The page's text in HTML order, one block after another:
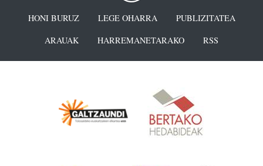
HONI BURUZ LEGE OHARRA
PUBLIZITATEA
ARAUAK
HARREMANETARAKO RSS